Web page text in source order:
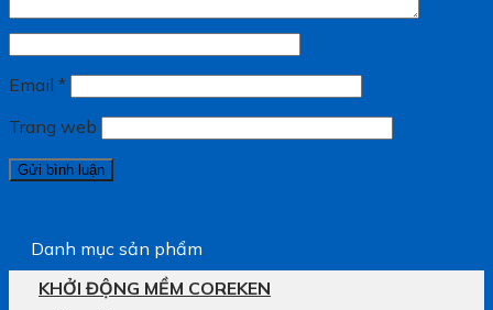
Email *
Trang web
Danh mục sản phẩm
KHỞI ĐỘNG MỀM COREKEN